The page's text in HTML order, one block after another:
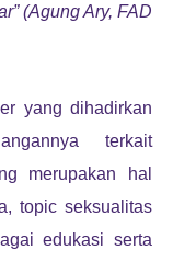
(Agung Ary, FAD
yang dihadirkan
terkait
merupakan hal
topic seksualitas
edukasi serta